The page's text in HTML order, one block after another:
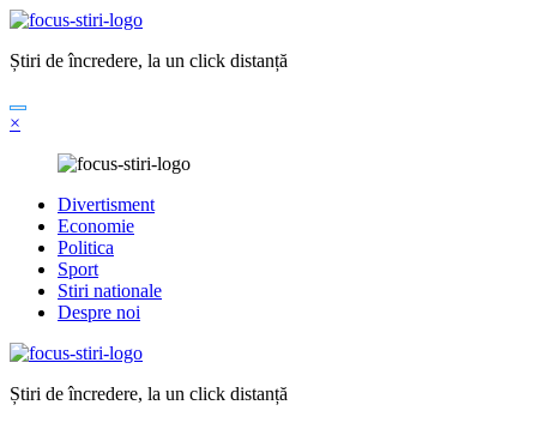
Sari
conținut
Știri de încredere, la un click distanță
×
Divertisment
Economie
Politica
Sport
Stiri nationale
Despre noi
Știri de încredere, la un click distanță